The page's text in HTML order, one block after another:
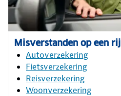
Misverstanden op een rij
Autoverzekering
Fietsverzekering
Reisverzekering
Woonverzekering